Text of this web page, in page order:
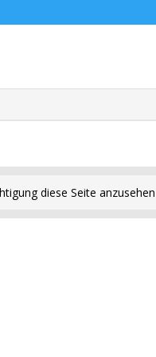
diese Seite anzusehen